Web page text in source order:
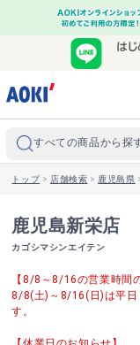
すべての商品から探
トップ> 店舗検索 > 鹿児島県
鹿児島新栄店
カゴシマシンエイテン
【8/8～8/16の営業時間
8/8(土)～8/16(日)は平日
す。